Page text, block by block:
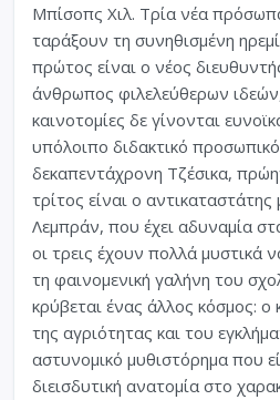
Μπίσοπς Χιλ. Τρία νέα
ταράξουν τη συνηθισμένη
πρώτος είναι ο νέος
άνθρωπος φιλελεύθερων
καινοτομίες δε γίνονται
υπόλοιπο διδακτικό
δεκαπεντάχρονη Τζέσικα,
τρίτος είναι ο
Λεμπράν, που έχει αδυναμία
οι τρεις έχουν πολλά
τη φαινομενική γαλήνη του
κρύβεται ένας άλλος κόσμος:
της αγριότητας και του
αστυνομικό μυθιστόρημα που
διεισδυτική ανατομία στο